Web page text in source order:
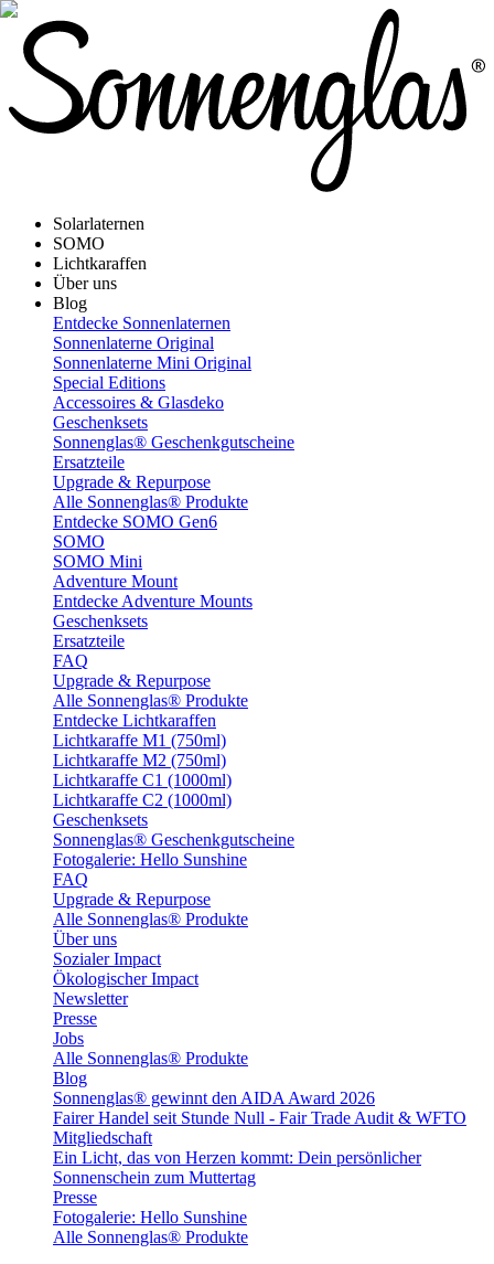
Solarlaternen
SOMO
Lichtkaraffen
Über uns
Blog
Entdecke Sonnenlaternen
Sonnenlaterne Original
Sonnenlaterne Mini Original
Special Editions
Accessoires & Glasdeko
Geschenksets
Sonnenglas® Geschenkgutscheine
Ersatzteile
Upgrade & Repurpose
Alle Sonnenglas® Produkte
Entdecke SOMO Gen6
SOMO
SOMO Mini
Adventure Mount
Entdecke Adventure Mounts
Geschenksets
Ersatzteile
FAQ
Upgrade & Repurpose
Alle Sonnenglas® Produkte
Entdecke Lichtkaraffen
Lichtkaraffe M1 (750ml)
Lichtkaraffe M2 (750ml)
Lichtkaraffe C1 (1000ml)
Lichtkaraffe C2 (1000ml)
Geschenksets
Sonnenglas® Geschenkgutscheine
Fotogalerie: Hello Sunshine
FAQ
Upgrade & Repurpose
Alle Sonnenglas® Produkte
Über uns
Sozialer Impact
Ökologischer Impact
Newsletter
Presse
Jobs
Alle Sonnenglas® Produkte
Blog
Sonnenglas® gewinnt den AIDA Award 2026
Fairer Handel seit Stunde Null - Fair Trade Audit & WFTO
Mitgliedschaft
Ein Licht, das von Herzen kommt: Dein persönlicher
Sonnenschein zum Muttertag
Presse
Fotogalerie: Hello Sunshine
Alle Sonnenglas® Produkte